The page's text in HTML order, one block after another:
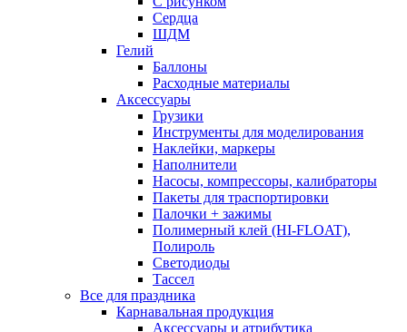
Сердца
ШДМ
Гелий
Баллоны
Расходные материалы
Аксессуары
Грузики
Инструменты для моделирования
Наклейки, маркеры
Наполнители
Насосы, компрессоры, калибраторы
Пакеты для траспортировки
Палочки + зажимы
Полимерный клей (HI-FLOAT),
Полироль
Светодиоды
Тассел
Все для праздника
Карнавальная продукция
Аксессуары и атрибутика